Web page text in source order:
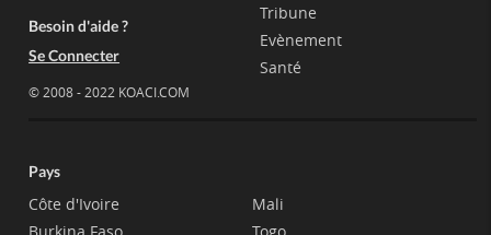
Besoin d'aide ?
Se Connecter
© 2008 - 2022 KOACI.COM
Tribune
Evènement
Santé
Pays
Côte d'Ivoire
Mali